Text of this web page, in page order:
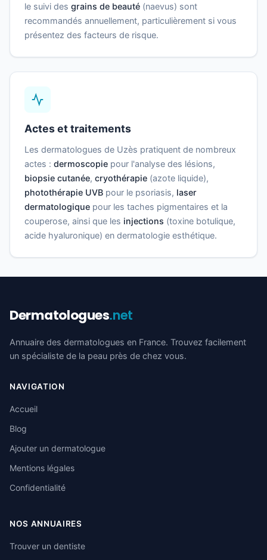
le suivi des grains de beauté (naevus) sont
recommandés annuellement, particulièrement si vous
présentez des facteurs de risque.
Actes et traitements
Les dermatologues de Uzès pratiquent de nombreux
actes : dermoscopie pour l'analyse des lésions,
biopsie cutanée, cryothérapie (azote liquide),
photothérapie UVB pour le psoriasis, laser
dermatologique pour les taches pigmentaires et la
couperose, ainsi que les injections (toxine botulique,
acide hyaluronique) en dermatologie esthétique.
Dermatologues.net
Annuaire des dermatologues en France. Trouvez facilement
un spécialiste de la peau près de chez vous.
NAVIGATION
Accueil
Blog
Ajouter un dermatologue
Mentions légales
Confidentialité
NOS ANNUAIRES
Trouver un dentiste